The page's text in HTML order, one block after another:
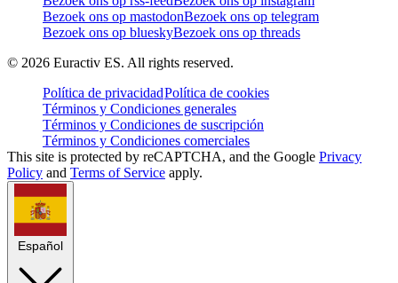
Bezoek ons op mastodonBezoek ons op telegram
Bezoek ons op blueskyBezoek ons op threads
© 2026 Euractiv ES. All rights reserved.
Política de privacidadPolítica de cookies
Términos y Condiciones generales
Términos y Condiciones de suscripción
Términos y Condiciones comerciales
This site is protected by reCAPTCHA, and the Google Privacy
Policy and Terms of Service apply.
Español